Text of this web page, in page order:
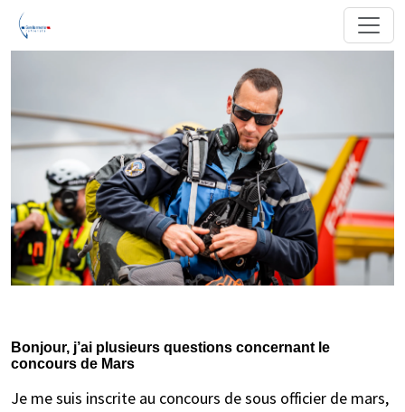
Bonjour, j’ai plusieurs questions concernant le
concours de Mars
Je me suis inscrite au concours de sous officier de mars,